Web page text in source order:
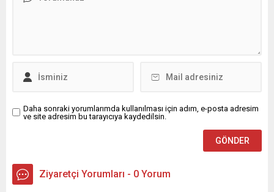
Daha sonraki yorumlarımda kullanılması için adım, e-posta adresim
ve site adresim bu tarayıcıya kaydedilsin.
Ziyaretçi Yorumları - 0 Yorum